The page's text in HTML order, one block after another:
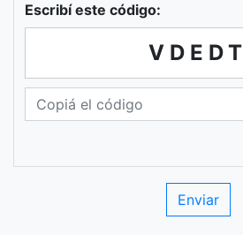
Escribí este código:
VDEDT